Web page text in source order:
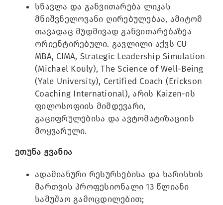
სწავლა და განვითარება ლიკას
მნიშვნელოვანი ღირებულებაა, ამიტომ
თავადაც მუდმივად განვითარებაზეა
ორიენტირებული. გავლილი აქვს CU
MBA, CIMA, Strategic Leadership Simulation
(Michael Kouly), The Science of Well-Being
(Yale University), Certified Coach (Erickson
Coaching International), არის Kaizen-ის
ფილოსოფიის მიმდევარი,
გაციფრულებისა და ავტომატიზაციის
მოყვარული.
ეთუნა ჟვანია
ადამიანური რესურსებისა და ხარისხის
მართვის პროფესიონალი 13 წლიანი
სამუშაო გამოცდილებით;